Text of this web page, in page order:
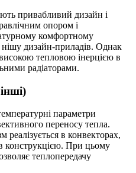
привабливий дизайн і
опором і
комфортному
дизайн-приладів. Однак
тепловою інерцією в
радіаторами.
параметри
переносу тепла.
в конвекторах,
конструкцією. При цьому
теплопередачу